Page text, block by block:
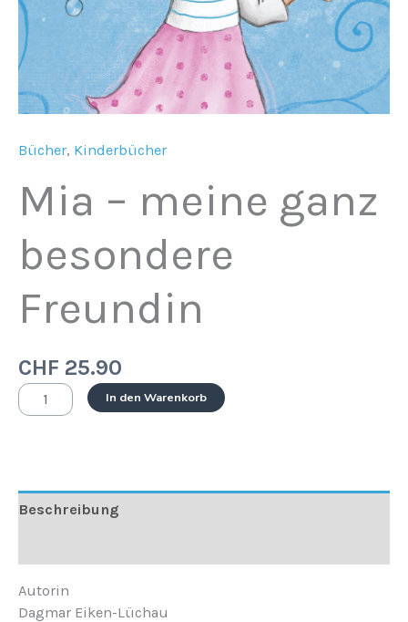
Bücher, Kinderbücher
Mia – meine ganz
besondere
Freundin
CHF 25.90
In den Warenkorb
Beschreibung
Autorin
Dagmar Eiken-Lüchau